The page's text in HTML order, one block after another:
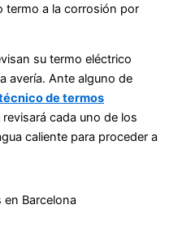
termo a la corrosión por
su termo eléctrico
avería. Ante alguno de
de termos
revisará cada uno de los
caliente para proceder a